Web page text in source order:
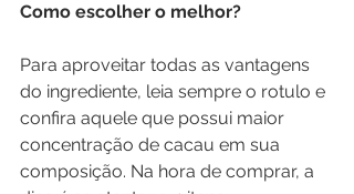
Como escolher o melhor?
Para aproveitar todas as vantagens
do ingrediente, leia sempre o rotulo e
confira aquele que possui maior
concentração de cacau em sua
composição. Na hora de comprar, a